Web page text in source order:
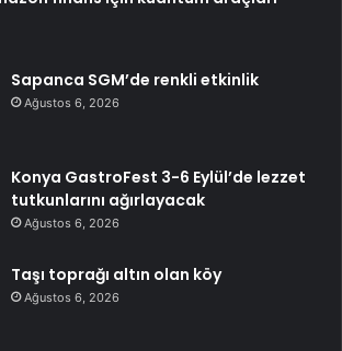
Sapanca SGM’de renkli etkinlik
Ağustos 6, 2026
Konya GastroFest 3-6 Eylül’de lezzet
tutkunlarını ağırlayacak
Ağustos 6, 2026
Taşı toprağı altın olan köy
Ağustos 6, 2026